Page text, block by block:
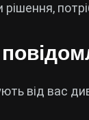
від вас